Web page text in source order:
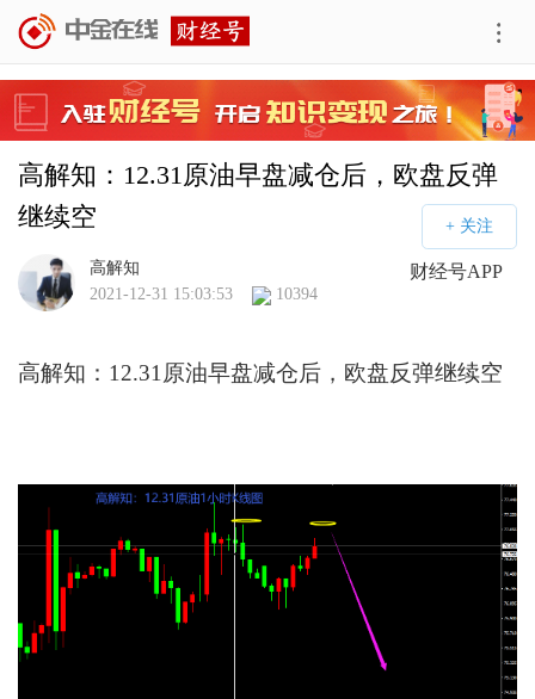
高解知：12.31原油早盘减仓后，欧盘反弹
继续空
财经号APP
高解知
2021-12-31 15:03:53
10394
高解知：12.31原油早盘减仓后，欧盘反弹继续空